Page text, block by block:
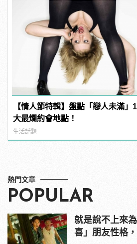
【情人節特輯】盤點「戀人未滿」
大最爛約會地點！
生活話題
熱門文章
POPULAR
就是說不上來
喜」朋友性格